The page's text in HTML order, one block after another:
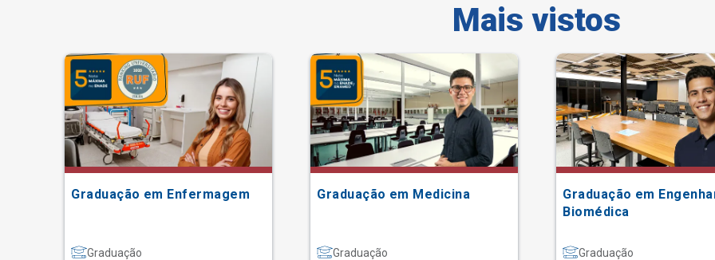
Mais vistos
Graduação em Enfermagem
Graduação
Graduação em Medicina
Graduação
Graduação em
Biomédica
Graduação